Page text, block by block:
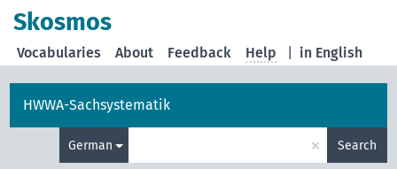
Skosmos
in English
Vocabularies About Feedback Help
HWWA-Sachsystematik
German × Search